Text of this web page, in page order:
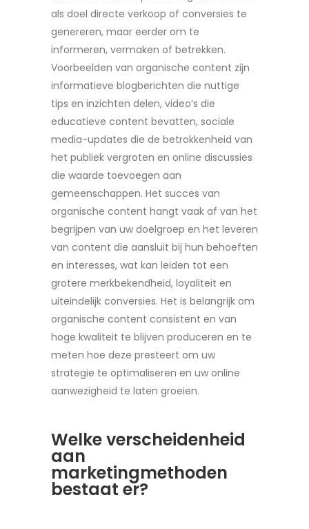
als doel directe verkoop of conversies te
genereren, maar eerder om te
informeren, vermaken of betrekken.
Voorbeelden van organische content zijn
informatieve blogberichten die nuttige
tips en inzichten delen, video’s die
educatieve content bevatten, sociale
media-updates die de betrokkenheid van
het publiek vergroten en online discussies
die waarde toevoegen aan
gemeenschappen. Het succes van
organische content hangt vaak af van het
begrijpen van uw doelgroep en het leveren
van content die aansluit bij hun behoeften
en interesses, wat kan leiden tot een
grotere merkbekendheid, loyaliteit en
uiteindelijk conversies. Het is belangrijk om
organische content consistent en van
hoge kwaliteit te blijven produceren en te
meten hoe deze presteert om uw
strategie te optimaliseren en uw online
aanwezigheid te laten groeien.
Welke verscheidenheid
aan
marketingmethoden
bestaat er?